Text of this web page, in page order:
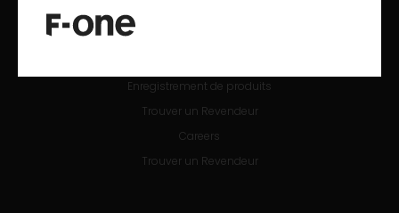
Enregistrement de produits
Trouver un Revendeur
Careers
Trouver un Revendeur